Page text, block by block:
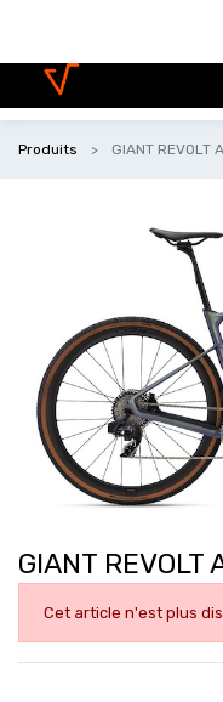
Produits GIANT REVOLT
GIANT REVOLT
Cet article n'est plus